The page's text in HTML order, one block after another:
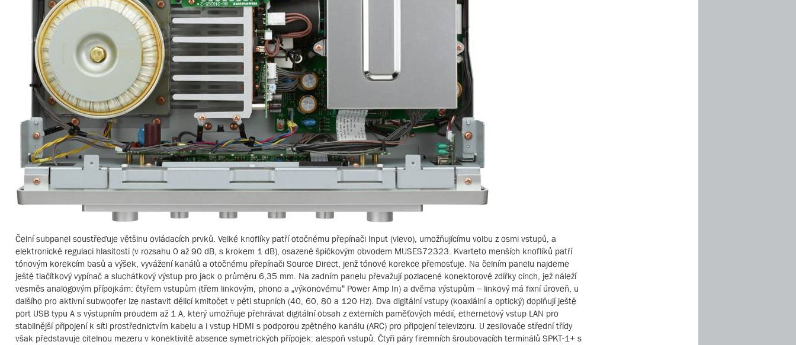
Čelní subpanel soustřeďuje většinu ovládacích prvků. Velké knoflíky patří otočnému přepínači Input (vlevo), umožňujícímu volbu z osmi vstupů, a
elektronické regulaci hlasitosti (v rozsahu 0 až 90 dB, s krokem 1 dB), osazené špičkovým obvodem MUSES72323. Kvarteto menších knoflíků patří
tónovým korekcím basů a výšek, vyvážení kanálů a otočnému přepínači Source Direct, jenž tónové korekce přemosťuje. Na čelním panelu najdeme
ještě tlačítkový vypínač a sluchátkový výstup pro jack o průměru 6,35 mm. Na zadním panelu převažují pozlacené konektorové zdířky cinch, jež náleží
vesměs analogovým přípojkám: čtyřem vstupům (třem linkovým, phono a „výkonovému“ Power Amp In) a dvěma výstupům – linkový má fixní úroveň, u
dalšího pro aktivní subwoofer lze nastavit dělicí kmitočet v pěti stupních (40, 60, 80 a 120 Hz). Dva digitální vstupy (koaxiální a optický) doplňují ještě
port USB typu A s výstupním proudem až 1 A, který umožňuje přehrávat digitální obsah z externích paměťových médií, ethernetový vstup LAN pro
stabilnější připojení k síti prostřednictvím kabelu a i vstup HDMI s podporou zpětného kanálu (ARC) pro připojení televizoru. U zesilovače střední třídy
však představuje citelnou mezeru v konektivitě absence symetrických přípojek: alespoň vstupů. Čtyři páry firemních šroubovacích terminálů SPKT-1+ s